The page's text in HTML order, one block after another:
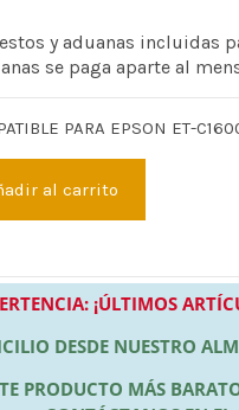
y aduanas incluidas
se paga aparte al
PARA EPSON ET-
al carrito
¡ÚLTIMOS
DESDE NUESTRO
PRODUCTO MÁS